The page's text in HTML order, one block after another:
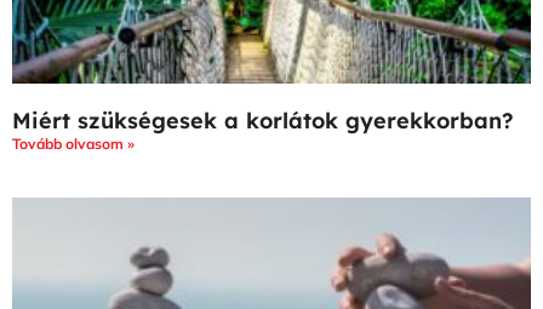
Miért szükségesek a korlátok gyerekkorban?
Tovább olvasom »